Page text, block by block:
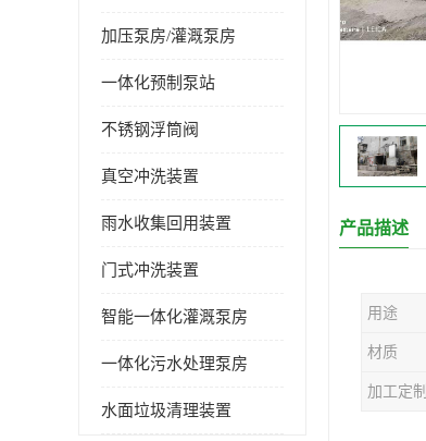
加压泵房/灌溉泵房
一体化预制泵站
不锈钢浮筒阀
真空冲洗装置
雨水收集回用装置
门式冲洗装置
智能一体化灌溉泵房
一体化污水处理泵房
水面垃圾清理装置
产品描述
用途
材质
加工定制